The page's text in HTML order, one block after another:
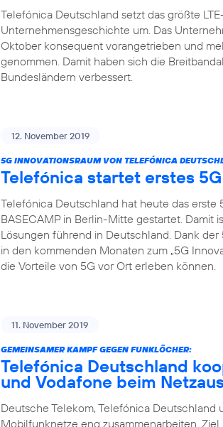
Telefónica Deutschland setzt das größte
Unternehmensgeschichte um. Das
Oktober konsequent vorangetrieben und
genommen. Damit haben sich die
Bundesländern verbessert.
12. November 2019
5G INNOVATIONSRAUM VON TELEFÓNICA
Telefónica startet erstes
Telefónica Deutschland hat heute das
BASECAMP in Berlin-Mitte gestartet.
Lösungen führend in Deutschland. Dank
in den kommenden Monaten zum „5G
die Vorteile von 5G vor Ort erleben können.
11. November 2019
GEMEINSAMER KAMPF GEGEN FUNKLÖCHER:
Telefónica Deutschland
und Vodafone beim
Deutsche Telekom, Telefónica
Mobilfunknetze eng zusammenarbeiten.